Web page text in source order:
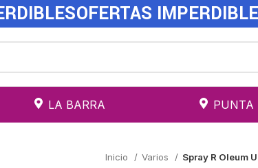
OFERTAS
LA BARRA PUNTA
Inicio Varios Spray R Oleum